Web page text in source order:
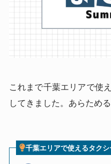
これまで千葉エリアで使
してきました。あらため
千葉エリアで使えるタク